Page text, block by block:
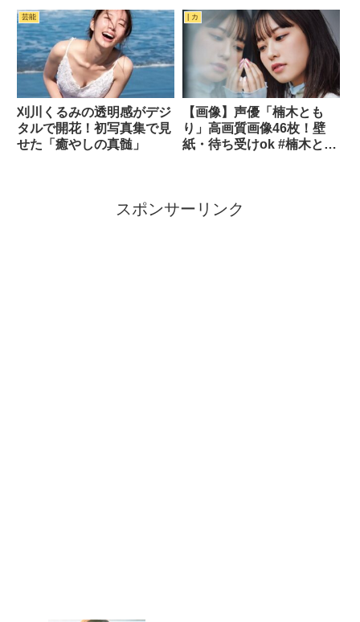
芸能
刈川くるみの透明感がデジ
タルで開花！初写真集で見
せた「癒やしの真髄」
| カ
【画像】声優「楠木とも
り」高画質画像46枚！壁
紙・待ち受けok #楠木とも
スポンサーリンク